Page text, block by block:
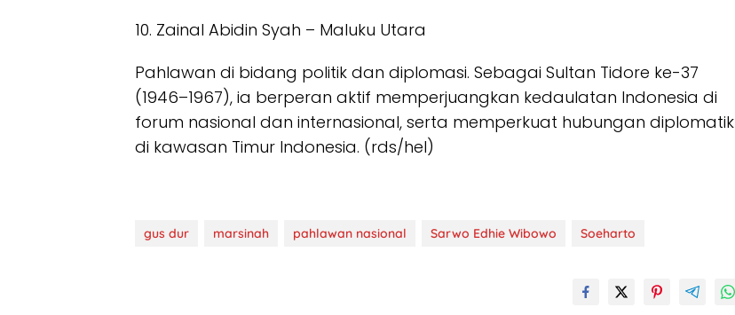
10. Zainal Abidin Syah – Maluku Utara
Pahlawan di bidang politik dan diplomasi. Sebagai Sultan Tidore ke-37
(1946–1967), ia berperan aktif memperjuangkan kedaulatan Indonesia di
forum nasional dan internasional, serta memperkuat hubungan diplomatik
di kawasan Timur Indonesia. (rds/hel)
gus dur marsinah pahlawan nasional Sarwo Edhie Wibowo Soeharto